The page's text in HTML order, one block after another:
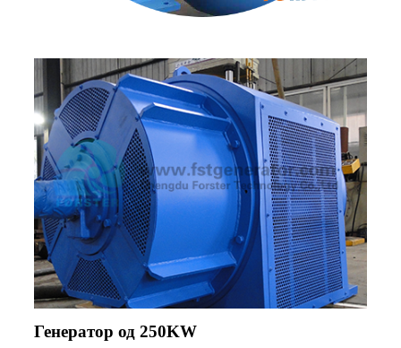
Генератор од 250KW